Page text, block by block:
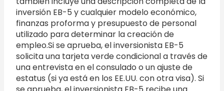
inversión EB-5 y cualquier modelo económico,
finanzas proforma y presupuesto de personal
utilizado para determinar la creación de
empleo.Si se aprueba, el inversionista EB-5
solicita una tarjeta verde condicional a través de
una entrevista en el consulado o un ajuste de
estatus (si ya está en los EE.UU. con otra visa). Si